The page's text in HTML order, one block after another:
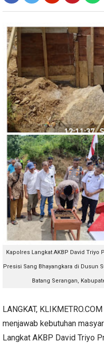
Kapolres Langkat AKBP David
Presisi Sang Bhayangkara di Dusun
Batang Serangan,
LANGKAT,
menjawab kebutuhan
Langkat AKBP David Triyo